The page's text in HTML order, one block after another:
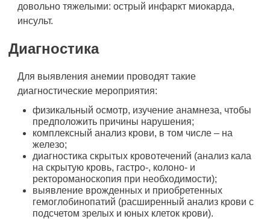
довольно тяжелыми: острый инфаркт миокарда,
инсульт.
Диагностика
Для выявления анемии проводят такие
диагностические мероприятия:
физикальный осмотр, изучение анамнеза, чтобы
предположить причины нарушения;
комплексный анализ крови, в том числе – на
железо;
диагностика скрытых кровотечений (анализ кала
на скрытую кровь, гастро-, колоно- и
ректороманоскопия при необходимости);
выявление врожденных и приобретенных
гемоглобинопатий (расширенный анализ крови с
подсчетом зрелых и юных клеток крови).